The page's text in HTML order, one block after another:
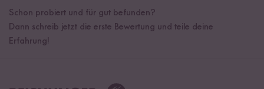
Schon probiert und für gut befunden?
Dann schreib jetzt die erste Bewertung und teile deine
Erfahrung!